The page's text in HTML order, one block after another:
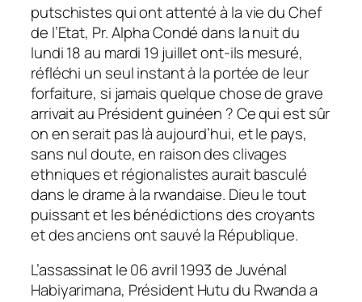
putschistes qui ont attenté à la vie du Chef
de l’Etat, Pr. Alpha Condé dans la nuit du
lundi 18 au mardi 19 juillet ont-ils mesuré,
réfléchi un seul instant à la portée de leur
forfaiture, si jamais quelque chose de grave
arrivait au Président guinéen ? Ce qui est sûr
on en serait pas là aujourd’hui, et le pays,
sans nul doute, en raison des clivages
ethniques et régionalistes aurait basculé
dans le drame à la rwandaise. Dieu le tout
puissant et les bénédictions des croyants
et des anciens ont sauvé la République.
L’assassinat le 06 avril 1993 de Juvénal
Habiyarimana, Président Hutu du Rwanda a